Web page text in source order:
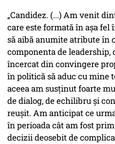
„Candidez. (...) Am venit
care este formată în aşa fel
să aibă anumite atribute în
componenta de leadership,
încercat din convingere
în politică să aduc cu mine
aceea am susţinut foarte
de dialog, de echilibru şi
reuşit. Am anticipat ce
în perioada cât am fost
decizii deosebit de